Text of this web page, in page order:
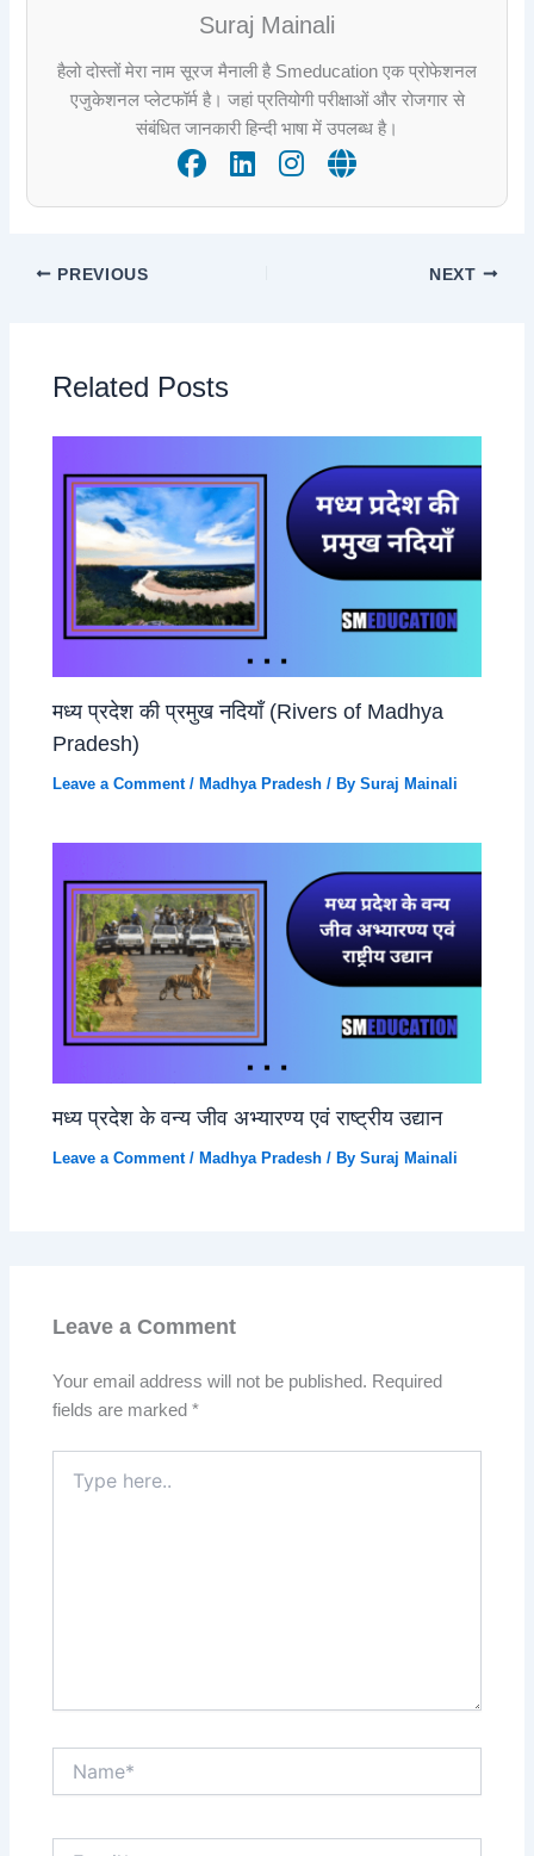
Suraj Mainali
हैलो दोस्तों मेरा नाम सूरज मैनाली है Smeducation एक प्रोफेशनल
एजुकेशनल प्लेटफॉर्म है। जहां प्रतियोगी परीक्षाओं और रोजगार से
संबंधित जानकारी हिन्दी भाषा में उपलब्ध है।
PREVIOUS NEXT
Related Posts
मध्य प्रदेश की प्रमुख नदियाँ (Rivers of Madhya
Pradesh)
Leave a Comment /Madhya Pradesh / BySuraj Mainali
मध्य प्रदेश के वन्य जीव अभ्यारण्य एवं राष्ट्रीय उद्यान
Leave a Comment /Madhya Pradesh / BySuraj Mainali
Leave a Comment
Your email address will not be published. Required
fields are marked*
here..